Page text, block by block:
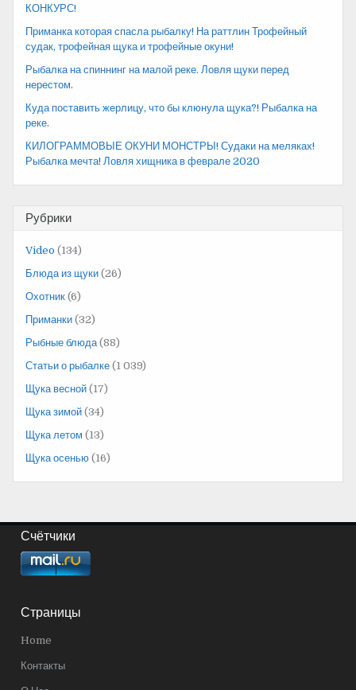
КОНКУРС!
Приманка которая спасла рыбалку! На раттлин Трофейный
судак, трофейная щука и трофейные окуни!
Рыбалка на спиннинг на малой реке. Ловля щуки перед
нерестом.
Куда поставить жерлицу, что бы клюнула щука?! Рыбалка на
реке.
КИЛОГРАММОВЫЕ ОКУНИ МОНСТРЫ! Судаки на меляках!
Рыбалка мечта! Ловля хищника в феврале 2020
Рубрики
Video (134)
Блюда из щуки (26)
Охотник (6)
Приманки (32)
Рыбные блюда (88)
Статьи о рыбалке (1 039)
Щука весной (17)
Щука зимой (34)
Щука летом (13)
Щука осенью (16)
Счётчики
Страницы
Home
Контакты